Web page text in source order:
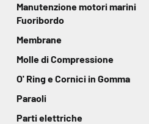
Manutenzione motori marini
Fuoribordo
Membrane
Molle di Compressione
O' Ring e Cornici in Gomma
Paraoli
Parti elettriche